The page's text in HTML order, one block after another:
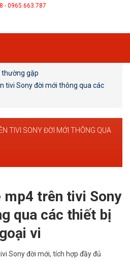
- 0965.663.787
thường gặp
tivi Sony đời mới thông qua các
TIVI SONY ĐỜI MỚI THÔNG QUA
mp4 trên tivi Sony
qua các thiết bị
vi
Sony đời mới, tích hợp đầy đủ